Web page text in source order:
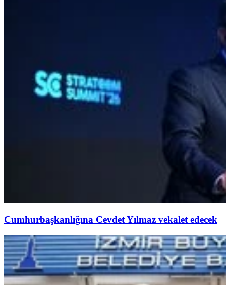
Cumhurbaşkanlığına Cevdet Yılmaz vekalet edecek